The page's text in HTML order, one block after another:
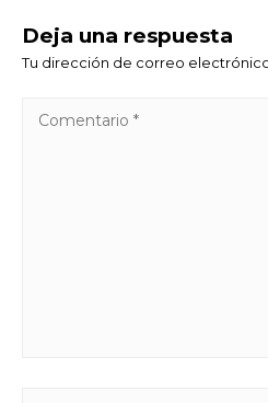
Deja una respuesta
Tu dirección de correo